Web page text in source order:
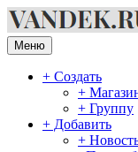
Перейти
к
содержимому
Меню
+ Создать
+
+ Группу
+ Добавить
+